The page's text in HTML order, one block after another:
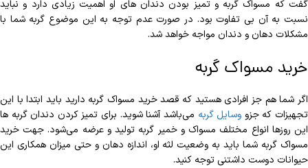
گفت که مسواک گربه و تمیز بودن دندان های او اهمیت زیادی دارد و نباید
نسبت به آن بی تفاوت بود. در صورت عدم توجه به این موضوع گربه شما با
مشکلات دهان و دندان مواجه خواهد شد.
خرید مسواک گربه
اگر شما هم جز افرادی هستید که قصد خرید مسواک گربه دارید باید ابتدا با این
تجهیزات که جزو وسایل گربه می‌باشد آشنا شوید. برای تمیز کردن دندان گربه ها
این روزها انواع مختلف مسواک و خمیر گربه تولید و عرضه می‌شود. جهت خرید
مسواک گربه شما باید به وضعیت لثه او، اندازه دهان و حتی میزان همکاری این
حیوانات دوست داشتنی توجه کنید.